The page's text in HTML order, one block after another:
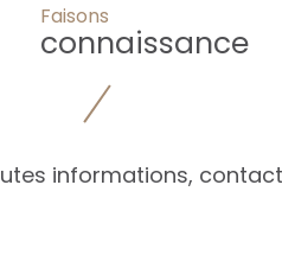
Faisons
connaissance
informations,